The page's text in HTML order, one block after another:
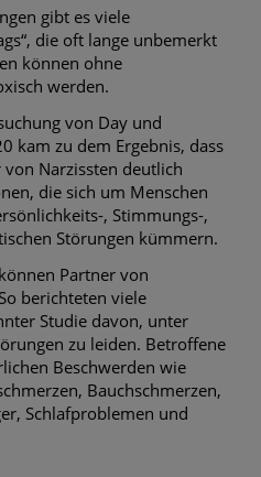
gibt es viele
die oft lange unbemerkt
können ohne
werden.
von Day und
kam zu dem Ergebnis, dass
Narzissten deutlich
die sich um Menschen
, Stimmungs-,
Störungen kümmern.
Partner von
berichteten viele
Studie davon, unter
zu leiden. Betroffene
Beschwerden wie
Bauchschmerzen,
Schlafproblemen und